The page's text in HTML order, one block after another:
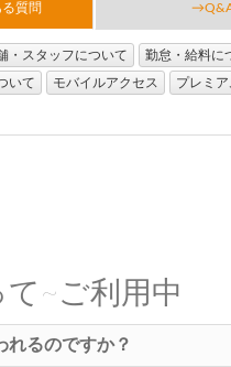
質問
・スタッフについて 勤怠・給料に
いて モバイルアクセス プレミ
~ご利用中
れるのですか？